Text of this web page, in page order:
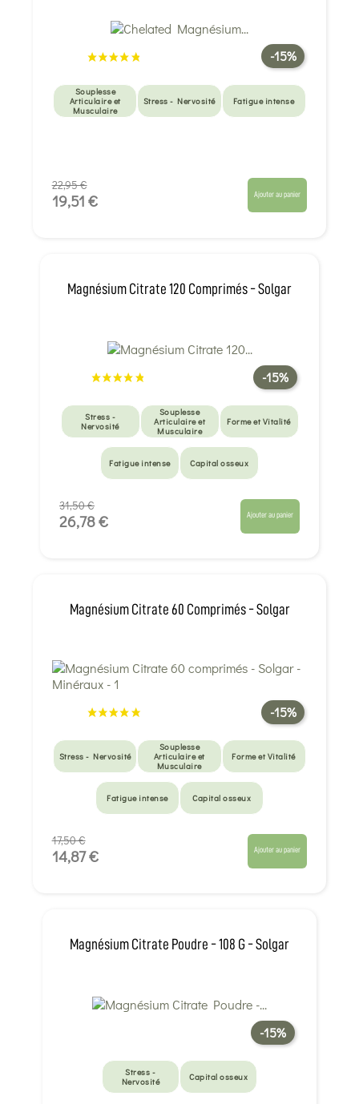
-15%
Souplesse
Articulaire et
Musculaire
Stress - Nervosité Fatigue intense
22,95 €
19,51 € Ajouter au panier
Magnésium Citrate 120 Comprimés - Solgar
-15%
Stress -
Nervosité
Souplesse
Articulaire et
Musculaire
Forme et Vitalité
Fatigue intense Capital osseux
31,50 €
26,78 € Ajouter au panier
Magnésium Citrate 60 Comprimés - Solgar
-15%
Stress - Nervosité
Souplesse
Articulaire et
Musculaire
Forme et Vitalité
Fatigue intense Capital osseux
17,50 €
14,87 € Ajouter au panier
Magnésium Citrate Poudre - 108 G - Solgar
-15%
Stress -
Nervosité
Capital osseux